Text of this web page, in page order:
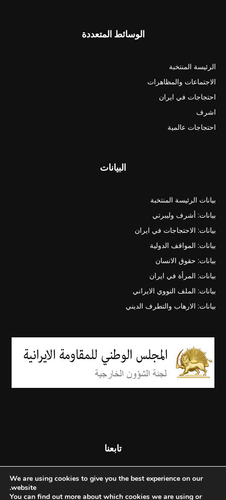
الوسائط المتعددة
الرئيسة المنتخبة
الاجتماعات والمظاهرات
احتجاجات في ايران
اشرف
احتجاجات عالمية
البيانات
بيانات الرئيسة المنتخبة
بيانات: أشرف وليبرتي
بيانات: الاحتجاجات في ايران
بيانات: المواقف الدولية
بيانات: حقوق الانسان
بيانات: المرأة في ايران
بيانات: الملف النووي الايراني
بيانات: الارهاب والتطرف الديني
تابعنا
We are using cookies to give you the best experience on our
website.
You can find out more about which cookies we are using or